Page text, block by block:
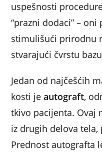
uspešnosti
“prazni dodaci” –
stimulišući prirodnu
stvarajući čvrstu
Jedan od najčešćih
kosti jeautograft,
tkivo pacijenta. Ovaj
iz drugih delova
Prednost autografta